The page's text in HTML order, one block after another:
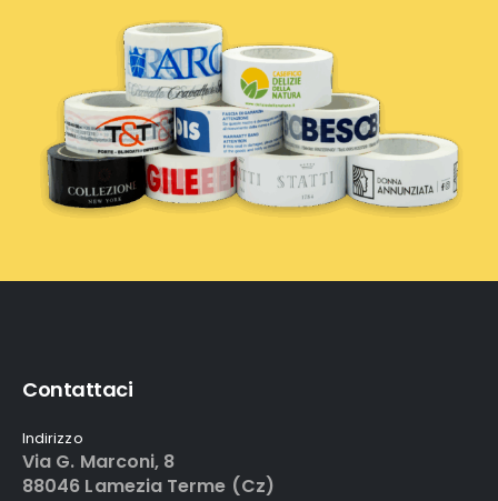
Contattaci
Indirizzo
Via G. Marconi, 8
88046 Lamezia Terme (Cz)